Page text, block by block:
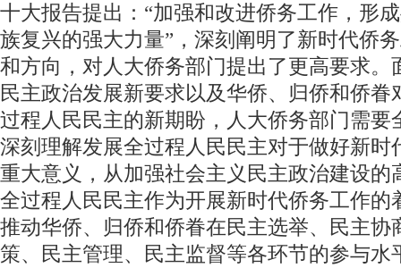
十大报告提出：“加强和改进侨务工作，形
族复兴的强大力量”，深刻阐明了新时代侨
和方向，对人大侨务部门提出了更高要求。
民主政治发展新要求以及华侨、归侨和侨眷
过程人民民主的新期盼，人大侨务部门需要
深刻理解发展全过程人民民主对于做好新时
重大意义，从加强社会主义民主政治建设的
全过程人民民主作为开展新时代侨务工作的
推动华侨、归侨和侨眷在民主选举、民主协
策、民主管理、民主监督等各环节的参与水